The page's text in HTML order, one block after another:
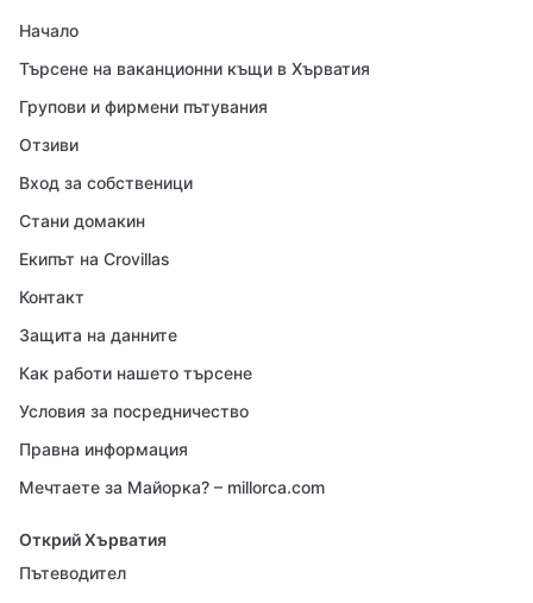
Начало
Търсене на ваканционни къщи в Хърватия
Групови и фирмени пътувания
Отзиви
Вход за собственици
Стани домакин
Екипът на Crovillas
Контакт
Защита на данните
Как работи нашето търсене
Условия за посредничество
Правна информация
Мечтаете за Майорка? – millorca.com
Открий Хърватия
Пътеводител